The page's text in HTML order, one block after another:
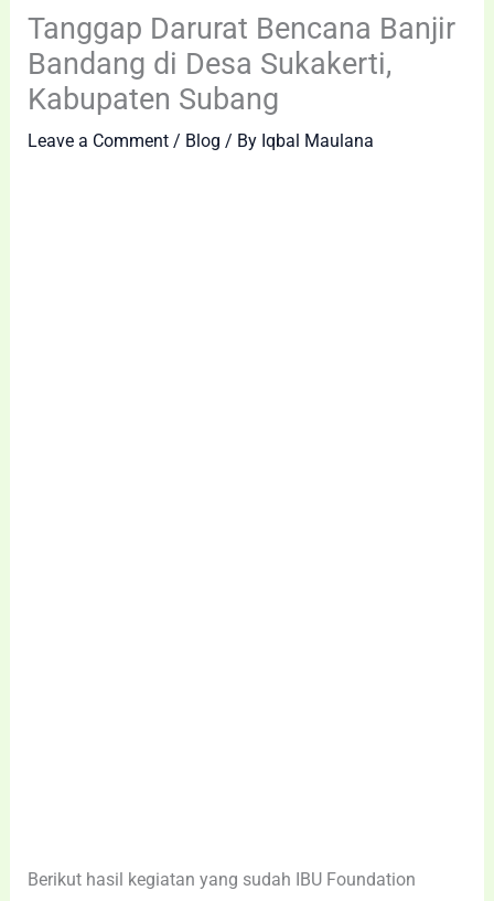
Tanggap Darurat Bencana Banjir
Bandang di Desa Sukakerti,
Kabupaten Subang
Leave a Comment / Blog / By Iqbal Maulana
Berikut hasil kegiatan yang sudah IBU Foundation